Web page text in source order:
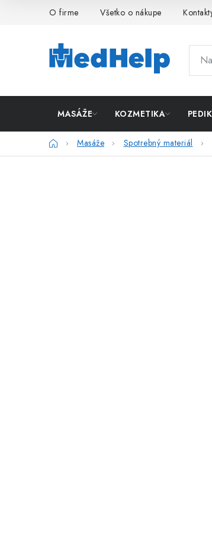
O firme Všetko o nákupe
MASÁŽE KOZMETIKA
DomovMasáže Spotrebný materiál